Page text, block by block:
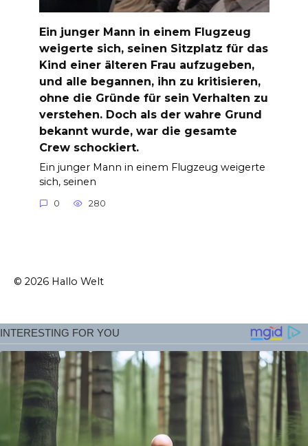
Ein junger Mann in einem Flugzeug
weigerte sich, seinen Sitzplatz für das
Kind einer älteren Frau aufzugeben,
und alle begannen, ihn zu kritisieren,
ohne die Gründe für sein Verhalten zu
verstehen. Doch als der wahre Grund
bekannt wurde, war die gesamte
Crew schockiert.
Ein junger Mann in einem Flugzeug weigerte
sich, seinen
0 280
© 2026 Hallo Welt